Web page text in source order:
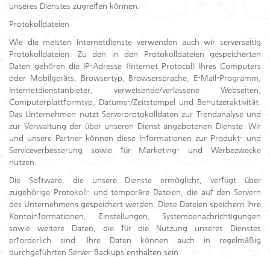
unseres Dienstes zugreifen können.
Protokolldateien
Wie die meisten Internetdienste verwenden auch wir serverseitig
Protokolldateien. Zu den in den Protokolldateien gespeicherten
Daten gehören die IP-Adresse (Internet Protocol) Ihres Computers
oder Mobilgeräts, Browsertyp, Browsersprache, E-Mail-Programm,
Internetdienstanbieter, verweisende/verlassene Webseiten,
Computerplattformtyp, Datums-/Zeitstempel und Benutzeraktivität.
Das Unternehmen nutzt Serverprotokolldaten zur Trendanalyse und
zur Verwaltung der über unseren Dienst angebotenen Dienste. Wir
und unsere Partner können diese Informationen zur Produkt- und
Serviceverbesserung sowie für Marketing- und Werbezwecke
nutzen.
Die Software, die unsere Dienste ermöglicht, verfügt über
zugehörige Protokoll- und temporäre Dateien, die auf den Servern
des Unternehmens gespeichert werden. Diese Dateien speichern Ihre
Kontoinformationen, Einstellungen, Systembenachrichtigungen
sowie weitere Daten, die für die Nutzung unseres Dienstes
erforderlich sind. Ihre Daten können auch in regelmäßig
durchgeführten Server-Backups enthalten sein.